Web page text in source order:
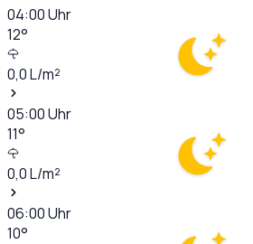
04:00Uhr
12°
0,0L/m²
05:00Uhr
11°
0,0L/m²
06:00Uhr
10°